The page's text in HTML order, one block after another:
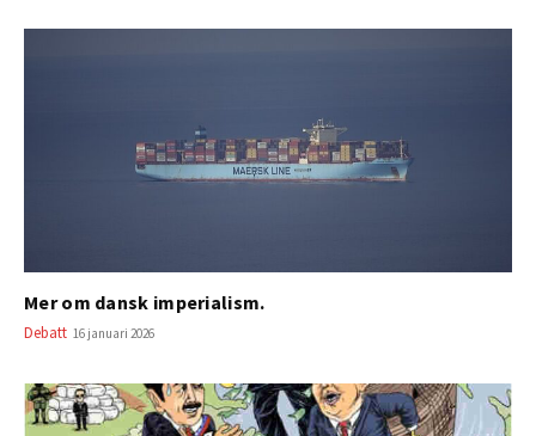
Mer om dansk imperialism.
Debatt 16 januari 2026